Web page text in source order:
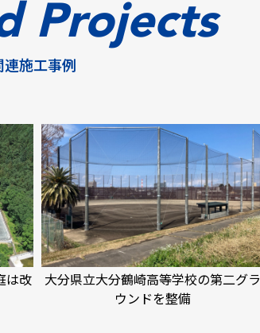
Projects
連施工事例
は改
大分県立大分鶴崎高等学校の第二グラ
ウンドを整備